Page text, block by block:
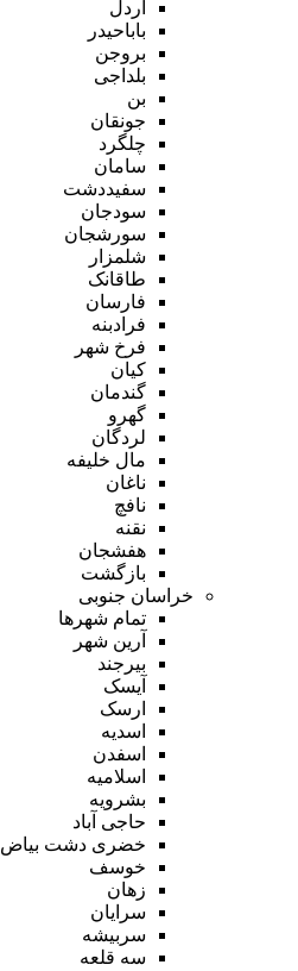
اردل
باباحیدر
بروجن
بلداجی
بن
جونقان
چلگرد
سامان
سفیددشت
سودجان
سورشجان
شلمزار
طاقانک
فارسان
فرادبنه
فرخ شهر
کیان
گندمان
گهرو
لردگان
مال خلیفه
ناغان
نافچ
نقنه
هفشجان
بازگشت
خراسان جنوبی
تمام شهر‌ها
آرین شهر
بیرجند
آیسک
ارسک
اسدیه
اسفدن
اسلامیه
بشرویه
حاجی آباد
خضری دشت بیاض
خوسف
زهان
سرایان
سربیشه
سه قلعه